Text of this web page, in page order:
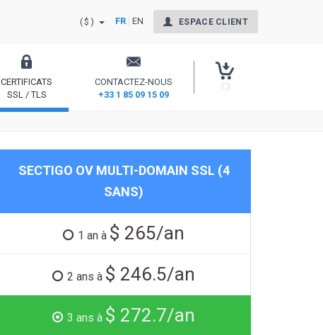
($) FR EN ESPACE CLIENT
CERTIFICATS
SSL / TLS
CONTACTEZ-NOUS
+33 1 85 09 15 09
(0)
SECTIGO OV MULTI-DOMAIN SSL (4
SANS)
1 an à $ 265/an
2 ans à $ 246.5/an
3 ans à $ 272.7/an